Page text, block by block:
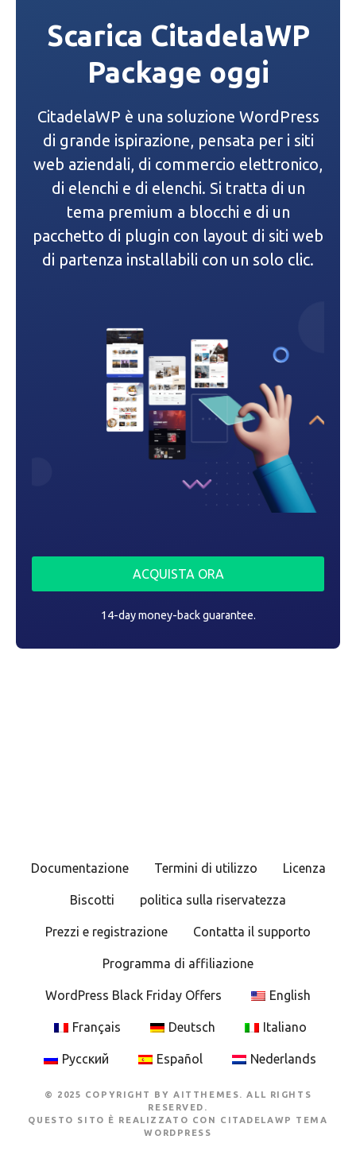
Scarica CitadelaWP
Package oggi
CitadelaWP è una soluzione WordPress
di grande ispirazione, pensata per i siti
web aziendali, di commercio elettronico,
di elenchi e di elenchi. Si tratta di un
tema premium a blocchi e di un
pacchetto di plugin con layout di siti web
di partenza installabili con un solo clic.
ACQUISTA ORA
14-day money-back guarantee.
Documentazione Termini di utilizzo Licenza
Biscotti politica sulla riservatezza
Prezzi e registrazione Contatta il supporto
Programma di affiliazione
WordPress Black Friday Offers English
Français Deutsch Italiano
Русский Español Nederlands
© 2025 COPYRIGHT BY AITTHEMES. ALL RIGHTS
RESERVED.
QUESTO SITO È REALIZZATO CON CITADELAWP TEMA
WORDPRESS